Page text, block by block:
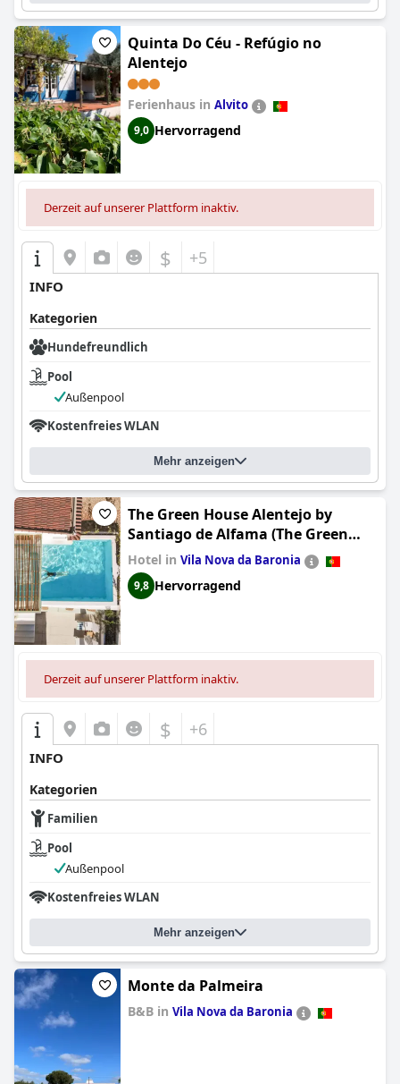
Quinta Do Céu - Refúgio no
Alentejo
Ferienhaus in Alvito
9,0 Hervorragend
Derzeit auf unserer Plattform inaktiv.
$ +5
INFO
Kategorien
Hundefreundlich
Pool
Außenpool
Kostenfreies WLAN
Mehr anzeigen
The Green House Alentejo by
Santiago de Alfama (The Green
House Alentejo)
Hotel in Vila Nova da Baronia
9,8 Hervorragend
Derzeit auf unserer Plattform inaktiv.
$ +6
INFO
Kategorien
Familien
Pool
Außenpool
Kostenfreies WLAN
Mehr anzeigen
Monte da Palmeira
B&B in Vila Nova da Baronia